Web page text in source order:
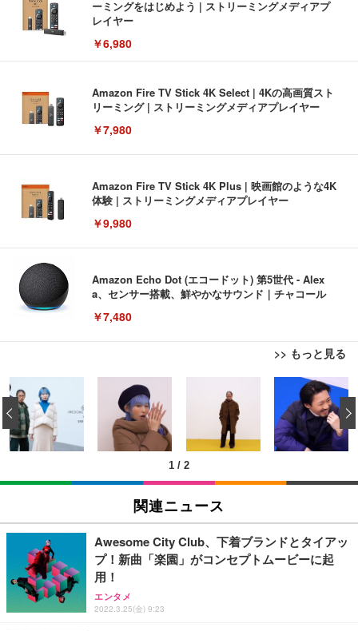
ーミングをはじめよう | ストリーミングメディアプ
レイヤー
￥6,980
Amazon Fire TV Stick 4K Select | 4Kの高画質スト
リーミング | ストリーミングメディアプレイヤー
￥7,980
Amazon Fire TV Stick 4K Plus | 映画館のような4K
体験 | ストリーミングメディアプレイヤー
￥9,980
Amazon Echo Dot (エコードット) 第5世代 - Alex
a、センサー搭載、鮮やかなサウンド｜チャコール
￥7,480
>> もっと見る
[EdoErgo] オフィスチェア 椅子 テレワーク 疲れな
い 跳ね上げ式アームレスト コンパクト 約105度ロッ
キング pc 事務椅子 360度回転 座面昇降 強化ナイロ
ン樹脂ベース 通気性メッシュ 在宅ワーク H-WY01
(黒網+黒枠+黒足)
￥5,699
SIHOO B100 オフィスチェア／デスクチェア メッシ
ュチェア 人間工学 疲れない ブラック
￥27,999
Sezlife オフィスチェア デスクチェア 疲れない テレ
ワーク チェア 強化バックレスト 30度ロッキング機
能 人間工学 椅子 腰サポート 90度跳ね上げ式アーム
レスト 3Dヘッドレスト ハンガー付き 高反発クッシ
EIZO ビジネス向けプレミアムモニター | FlexScan
EV3240X-WT | 31.5型4K UHD・USB Type-C・ホワ
￥105,595
EIZO ビジネス向けプレミアムモニター | FlexScan
【純正品】27"ゲーミングモニター DualSense 充電
フック付き（CFI-ZDM1J）
￥49,979
Amazonベーシック ペットシーツ 薄型 レギュラー 1
回使い捨て 無香料 ホワイト 300枚
￥3,373
Amazonベーシック ペットシーツ 厚型 ワイド 42枚
x2袋(84枚) ホワイト(吸収面:ライトブルー)
￥3,234
ネオ・ルーライフ ネオ・オムツ L 中型犬用 26枚入
り 単品
￥1,800
1 / 2
‹
関連ニュース
Awesome City Club、下着ブランドとタイアッ
プ！新曲「楽園」がコンセプトムービーに起
用！
エンタメ
2022.3.25(金) 9:23